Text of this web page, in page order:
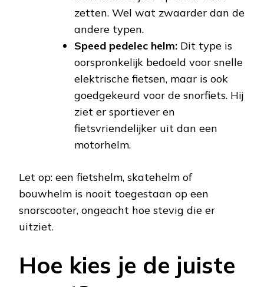
zetten. Wel wat zwaarder dan de
andere typen.
Speed pedelec helm: Dit type is
oorspronkelijk bedoeld voor snelle
elektrische fietsen, maar is ook
goedgekeurd voor de snorfiets. Hij
ziet er sportiever en
fietsvriendelijker uit dan een
motorhelm.
Let op: een fietshelm, skatehelm of
bouwhelm is nooit toegestaan op een
snorscooter, ongeacht hoe stevig die er
uitziet.
Hoe kies je de juiste